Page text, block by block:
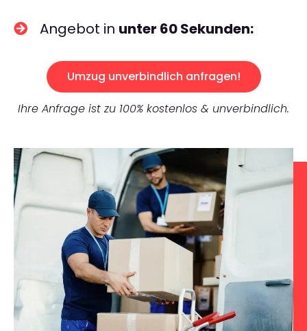
Angebot in unter 60 Sekunden:
Umzug unverbindlich anfragen!
Ihre Anfrage ist zu 100% kostenlos & unverbindlich.